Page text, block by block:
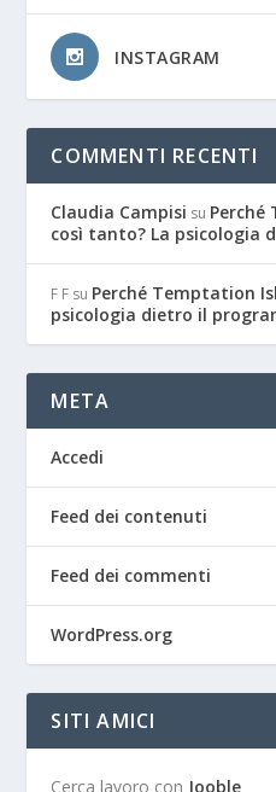
INSTAGRAM
COMMENTI RECENTI
Claudia Campisi su
così tanto? La psicologia
F F su Perché Temptation
psicologia dietro il
META
Accedi
Feed dei contenuti
Feed dei commenti
WordPress.org
SITI AMICI
Cerca lavoro con Jooble